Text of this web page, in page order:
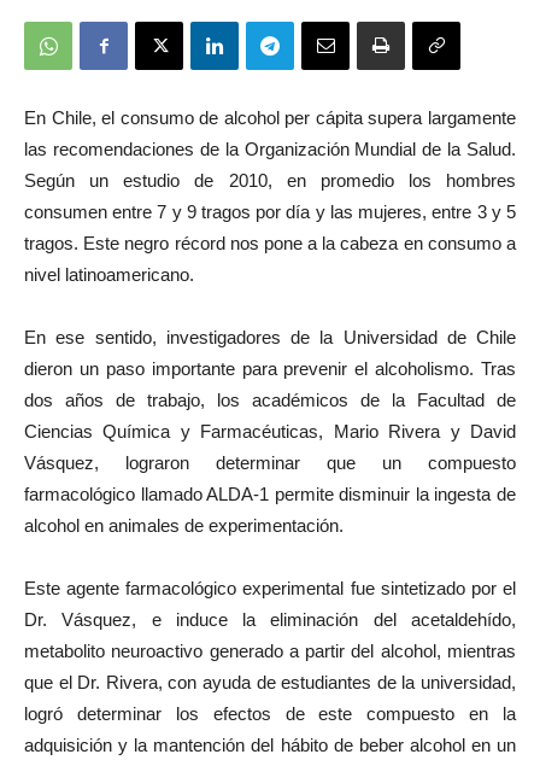
En Chile, el consumo de alcohol per cápita supera largamente
las recomendaciones de la Organización Mundial de la Salud.
Según un estudio de 2010, en promedio los hombres
consumen entre 7 y 9 tragos por día y las mujeres, entre 3 y 5
tragos. Este negro récord nos pone a la cabeza en consumo a
nivel latinoamericano.
En ese sentido, investigadores de la Universidad de Chile
dieron un paso importante para prevenir el alcoholismo. Tras
dos años de trabajo, los académicos de la Facultad de
Ciencias Química y Farmacéuticas, Mario Rivera y David
Vásquez, lograron determinar que un compuesto
farmacológico llamado ALDA-1 permite disminuir la ingesta de
alcohol en animales de experimentación.
Este agente farmacológico experimental fue sintetizado por el
Dr. Vásquez, e induce la eliminación del acetaldehído,
metabolito neuroactivo generado a partir del alcohol, mientras
que el Dr. Rivera, con ayuda de estudiantes de la universidad,
logró determinar los efectos de este compuesto en la
adquisición y la mantención del hábito de beber alcohol en un